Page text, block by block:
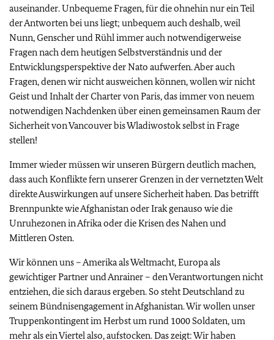
auseinander. Unbequeme Fragen, für die ohnehin nur ein Teil
der Antworten bei uns liegt; unbequem auch deshalb, weil
Nunn, Genscher und Rühl immer auch notwendigerweise
Fragen nach dem heutigen Selbstverständnis und der
Entwicklungsperspektive der Nato aufwerfen. Aber auch
Fragen, denen wir nicht ausweichen können, wollen wir nicht
Geist und Inhalt der Charter von Paris, das immer von neuem
notwendigen Nachdenken über einen gemeinsamen Raum der
Sicherheit von Vancouver bis Wladiwostok selbst in Frage
stellen!
Immer wieder müssen wir unseren Bürgern deutlich machen,
dass auch Konflikte fern unserer Grenzen in der vernetzten Welt
direkte Auswirkungen auf unsere Sicherheit haben. Das betrifft
Brennpunkte wie Afghanistan oder Irak genauso wie die
Unruhezonen in Afrika oder die Krisen des Nahen und
Mittleren Osten.
Wir können uns – Amerika als Weltmacht, Europa als
gewichtiger Partner und Anrainer – den Verantwortungen nicht
entziehen, die sich daraus ergeben. So steht Deutschland zu
seinem Bündnisengagement in Afghanistan. Wir wollen unser
Truppenkontingent im Herbst um rund 1000 Soldaten, um
mehr als ein Viertel also, aufstocken. Das zeigt: Wir haben